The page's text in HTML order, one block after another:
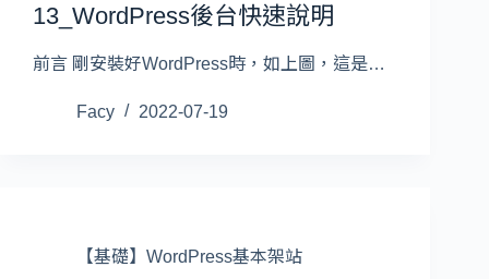
13_WordPress後台快速說明
前言 剛安裝好WordPress時，如上圖，這是…
Facy 2022-07-19
【基礎】WordPress基本架站